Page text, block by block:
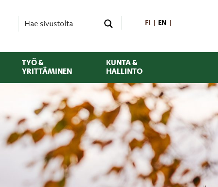
FI EN
TYÖ &
YRITTÄMINEN
KUNTA &
HALLINTO